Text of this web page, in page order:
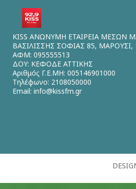
KISS ΑΝΩΝΥΜΗ ΕΤΑΙΡΕΙΑ ΜΕΣΩΝ
ΒΑΣΙΛΙΣΣΗΣ ΣΟΦΙΑΣ 85, ΜΑΡΟΥΣΙ,
ΑΦΜ: 095555513
ΔΟΥ: ΚΕΦΟΔΕ ΑΤΤΙΚΗΣ
Αριθμός Γ.Ε.ΜΗ: 005146901000
Τηλέφωνο: 2108050000
Email: info@kissfm.gr